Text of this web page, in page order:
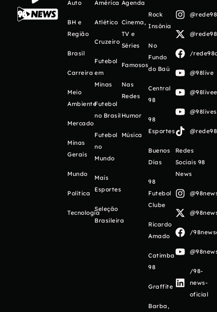
Auto
BH e
Região
Brasil
Carreira
Meio
Ambiente
Mercado
Minas
Gerais
Mundo
Política
Tecnologia
América
Atlético
Cruzeiro
Futebol
em
Minas
Futebol
no Brasil
Futebol
no
Mundo
Mais
Esportes
Seleção
Brasileira
Agenda
Cinema,
TV e
Séries
Famosos
Nas
Redes
Humor
Música
Rock
Insônia
No
Fundo
do Baú
Central
98
98
Esportes
Buenos
Días
98
Futebol
Clube
Ricardo
Amado
Catimba
98
Graffite
Barba,
/
@98live
Redes
Sociais 98
News
/
/98-
news-
oficial